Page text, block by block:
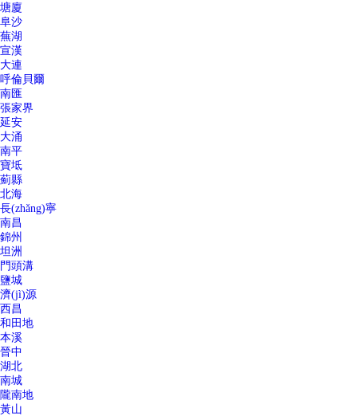
塘廈
阜沙
蕪湖
宣漢
大連
呼倫貝爾
南匯
張家界
延安
大涌
南平
寶坻
薊縣
北海
長(zhǎng)寧
南昌
錦州
坦洲
門頭溝
鹽城
濟(jì)源
西昌
和田地
本溪
晉中
湖北
南城
隴南地
黃山